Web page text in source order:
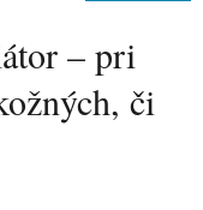
– pri
či